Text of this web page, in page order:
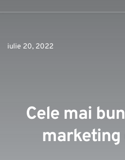
iulie 20, 2022
Cele mai